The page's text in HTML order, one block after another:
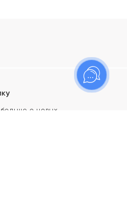
о новых